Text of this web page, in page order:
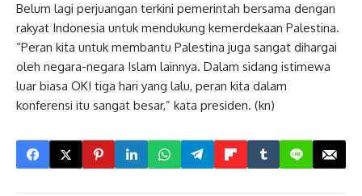
Belum lagi perjuangan terkini pemerintah bersama dengan
rakyat Indonesia untuk mendukung kemerdekaan Palestina.
“Peran kita untuk membantu Palestina juga sangat dihargai
oleh negara-negara Islam lainnya. Dalam sidang istimewa
luar biasa OKI tiga hari yang lalu, peran kita dalam
konferensi itu sangat besar,” kata presiden. (kn)